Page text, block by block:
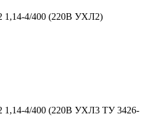
1,14-4/400 (220В УХЛ2)
1,14-4/400 (220В УХЛ3 ТУ 3426-